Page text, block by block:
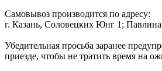
Самовывоз производится по адресу:
г. Казань, Соловецких Юнг 1;
Убедительная просьба заранее
приезде, чтобы не тратить время на